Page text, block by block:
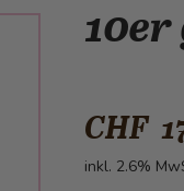
10er
CHF
inkl. 2.6%